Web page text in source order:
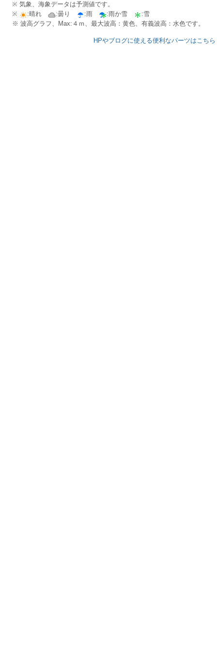
※ 気象、海象データは予測値です。
※
:晴れ :曇り :雨 :雨か雪
:雪
※ 波高グラフ、Max:４ｍ、最大波高：黄色、有義波高：水色です。
HPやブログに使える便利なパーツはこちら